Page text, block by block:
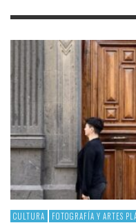
CULTURA FOTOGRAFÍA Y ARTES